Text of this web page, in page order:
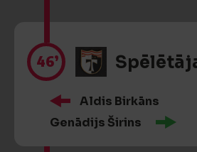
46’
Aldis Birkāns
Genādijs Širins